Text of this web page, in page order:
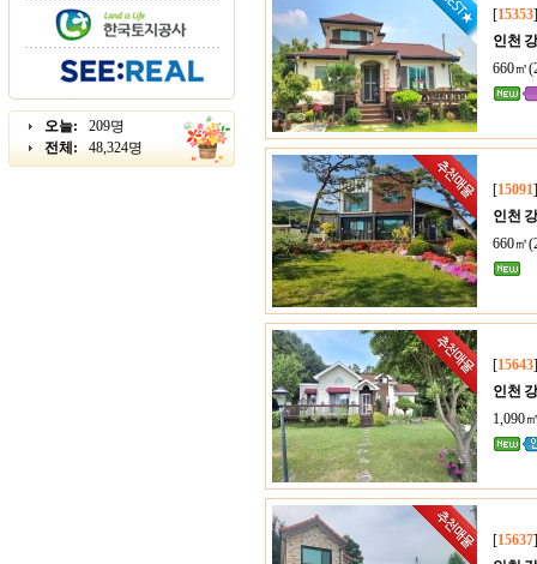
오늘:
209명
전체:
48,324명
[15353
인천
660㎡
[15091
인천
660㎡
[15643
인천
1,090
[15637